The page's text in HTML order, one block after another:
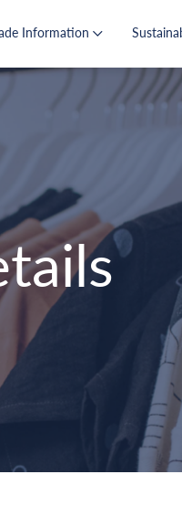
Information